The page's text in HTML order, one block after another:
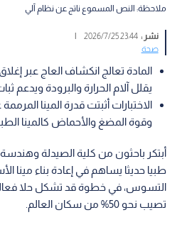
ملاحظة: النص المسموع ناتج عن نظام آلي
نشر :23:44 2026/7/25
|
صحة
المادة تعالج انكشاف العاج عبر
يقلل آلام الحرارة والبرودة ويدعم
الاختبارات أثبتت قدرة المينا
وقوة المضغ والأحماض كالمينا
أبتكر باحثون من كلية الصيدلة وهندسة
طبيا حديثا يساهم في إعادة بناء مينا
التسوس، في خطوة قد تشكل حلا
تصيب نحو 50% من سكان العالم.